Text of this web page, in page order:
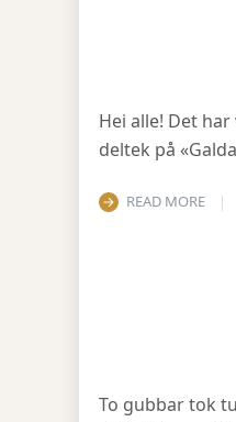
Hei alle! Det
deltek på
READ MORE
To gubbar tok